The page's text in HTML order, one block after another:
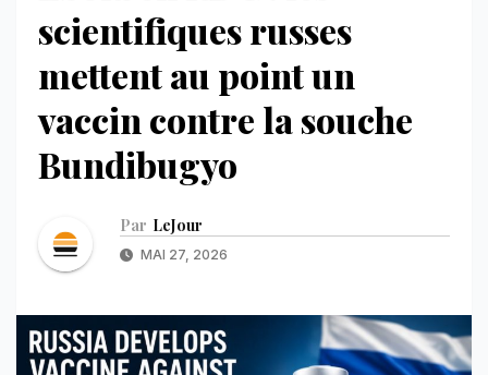
scientifiques russes
mettent au point un
vaccin contre la souche
Bundibugyo
Par LeJour
MAI 27, 2026